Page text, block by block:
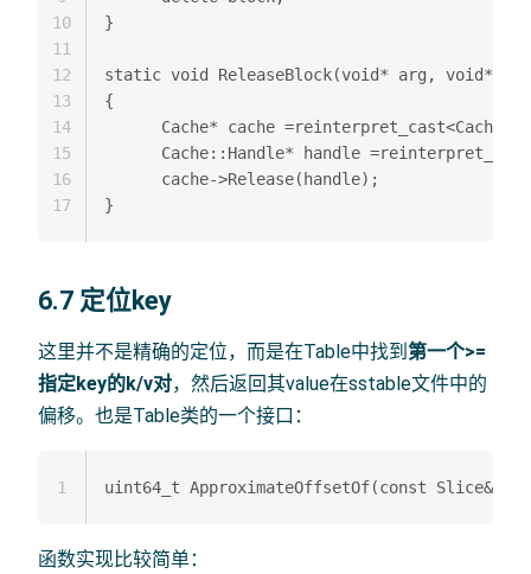
}
static void ReleaseBlock(void* arg, void* h)
{
Cache* cache
Cache::Handle* handle
      cache->Release(handle);
10
11
12
13
14
15
16
17
6.7 定位key
这里并不是精确的定位，而是在Table中找到 第一个>=
指定key的k/v对，然后返回其value在sstable文件中的
偏移。也是Table类的一个接口：
1
函数实现比较简单：